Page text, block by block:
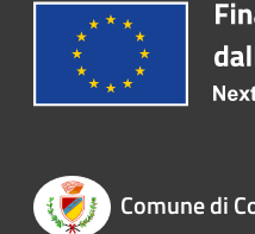
Comune di